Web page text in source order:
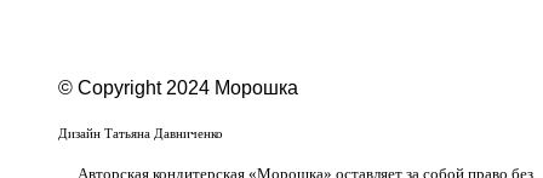
© Copyright 2024 Морошка
Дизайн Татьяна Давниченко
Авторская кондитерская «Морошка» оставляет за собой право без